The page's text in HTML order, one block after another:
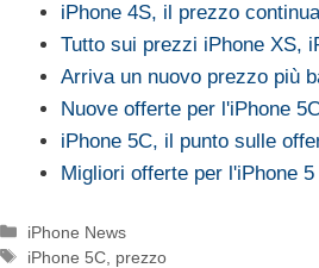
iPhone 4S, il prezzo
Tutto sui prezzi iPhone XS,
Arriva un nuovo prezzo più
Nuove offerte per l'iPhone
iPhone 5C, il punto sulle
Migliori offerte per l'iPhone 5
Categorie
iPhone News
Tag
iPhone 5C prezzo